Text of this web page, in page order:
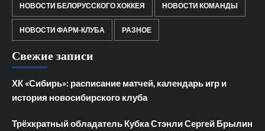
НОВОСТИ БЕЛОРУССКОГО ХОККЕЯ НОВОСТИ КОМАНДЫ
НОВОСТИ ФАРМ-КЛУБА РАЗНОЕ
Свежие записи
ХК «Сибирь»: расписание матчей, календарь игр и
история новосибирского клуба
Трёхкратный обладатель Кубка Стэнли Сергей Брылин